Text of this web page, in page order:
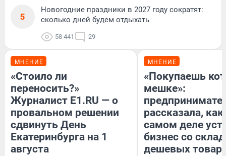
5
Новогодние праздники в 2027 году сократят:
сколько дней будем отдыхать
58 441 29
МНЕНИЕ
«Стоило ли
переносить?»
Журналист E1.RU — о
провальном решении
сдвинуть День
Екатеринбурга на 1
августа
МНЕНИЕ
«Покупаешь
мешке»:
рассказала, как
самом деле
бизнес со
дешевых